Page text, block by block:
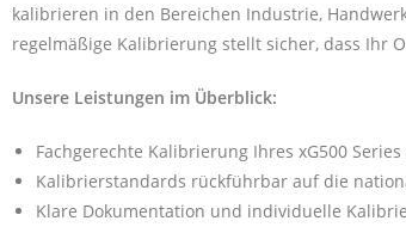
kalibrieren in den Bereichen Industrie,
regelmäßige Kalibrierung stellt sicher, dass Ihr
Unsere Leistungen im Überblick:
Fachgerechte Kalibrierung Ihres xG500
Kalibrierstandards rückführbar auf die
Klare Dokumentation und individuelle